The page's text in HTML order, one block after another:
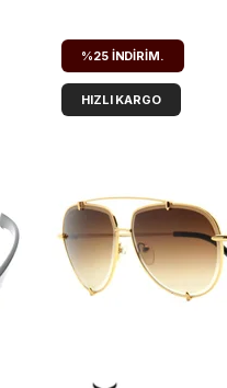
%25 İNDIRIM.
HIZLI KARGO